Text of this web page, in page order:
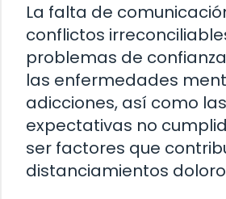
La falta de
conflictos
problemas de
las enfermedades
adicciones, así como las
expectativas no
ser factores que
distanciamientos